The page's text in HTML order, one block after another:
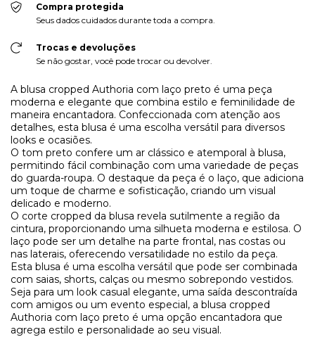
Compra protegida
Seus dados cuidados durante toda a compra.
Trocas e devoluções
Se não gostar, você pode trocar ou devolver.
A blusa cropped Authoria com laço preto é uma peça
moderna e elegante que combina estilo e feminilidade de
maneira encantadora. Confeccionada com atenção aos
detalhes, esta blusa é uma escolha versátil para diversos
looks e ocasiões.
O tom preto confere um ar clássico e atemporal à blusa,
permitindo fácil combinação com uma variedade de peças
do guarda-roupa. O destaque da peça é o laço, que adiciona
um toque de charme e sofisticação, criando um visual
delicado e moderno.
O corte cropped da blusa revela sutilmente a região da
cintura, proporcionando uma silhueta moderna e estilosa. O
laço pode ser um detalhe na parte frontal, nas costas ou
nas laterais, oferecendo versatilidade no estilo da peça.
Esta blusa é uma escolha versátil que pode ser combinada
com saias, shorts, calças ou mesmo sobrepondo vestidos.
Seja para um look casual elegante, uma saída descontraída
com amigos ou um evento especial, a blusa cropped
Authoria com laço preto é uma opção encantadora que
agrega estilo e personalidade ao seu visual.